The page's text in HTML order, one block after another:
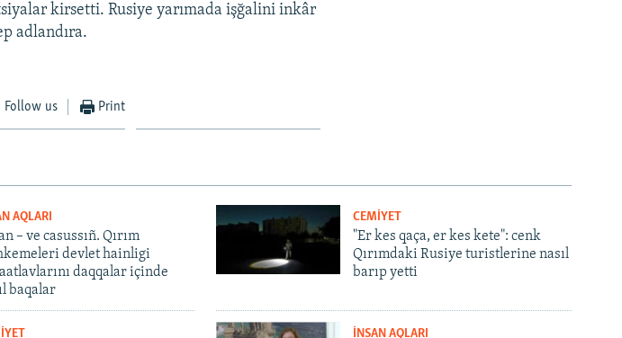
kirsetti. Rusiye yarımada işğalini inkâr
adlandıra.
Follow us Print
AQLARI
– ve casussıñ. Qırım
devlet hainligi
daqqalar içinde
baqalar
CEMİYET
"Er kes qaça, er kes kete": cenk
Qırımdaki Rusiye turistlerine nasıl
barıp yetti
İNSAN AQLARI